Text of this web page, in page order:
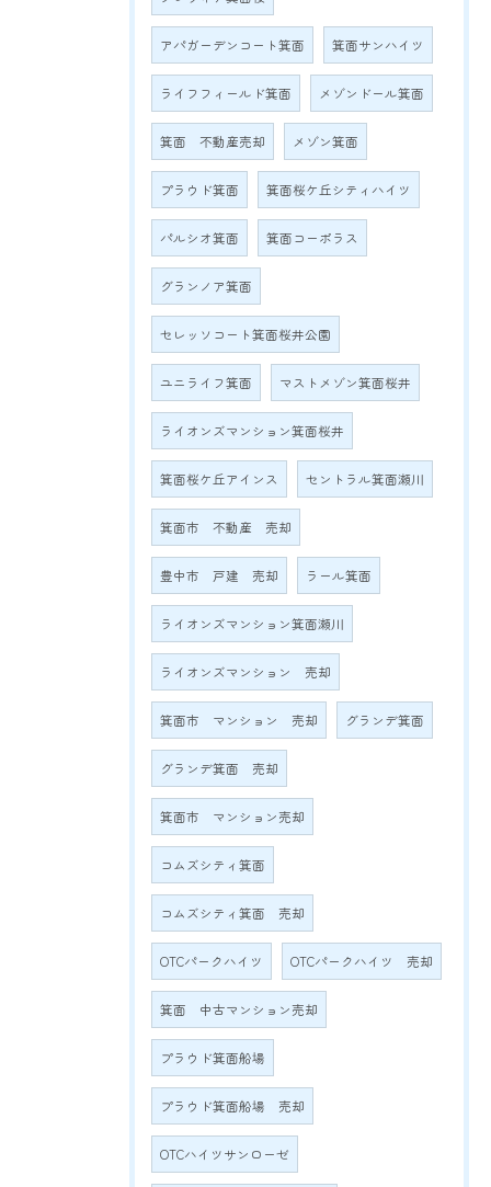
アパガーデンコート箕面 箕面サンハイツ
ライフフィールド箕面 メゾンドール箕面
箕面 不動産売却 メゾン箕面
プラウド箕面 箕面桜ケ丘シティハイツ
パルシオ箕面 箕面コーポラス
グランノア箕面
セレッソコート箕面桜井公園
ユニライフ箕面 マストメゾン箕面桜井
ライオンズマンション箕面桜井
箕面桜ケ丘アインス セントラル箕面瀬川
箕面市 不動産 売却
豊中市 戸建 売却 ラール箕面
ライオンズマンション箕面瀬川
ライオンズマンション 売却
箕面市 マンション 売却 グランデ箕面
グランデ箕面 売却
箕面市 マンション売却
コムズシティ箕面
コムズシティ箕面 売却
OTCパークハイツ OTCパークハイツ 売却
箕面 中古マンション売却
プラウド箕面船場
プラウド箕面船場 売却
OTCハイツサンローゼ